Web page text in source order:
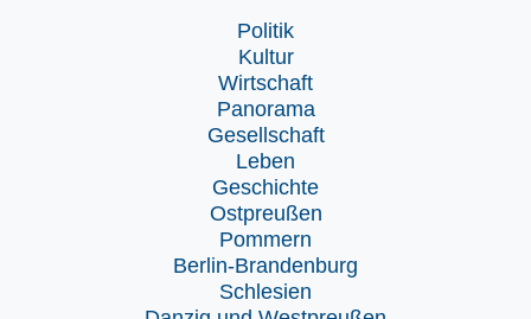
Politik
Kultur
Wirtschaft
Panorama
Gesellschaft
Leben
Geschichte
Ostpreußen
Pommern
Berlin-Brandenburg
Schlesien